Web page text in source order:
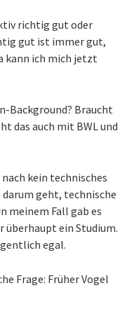
richtig gut oder
gut ist immer gut,
kann ich mich jetzt
Background? Braucht
das auch mit BWL und
kein technisches
geht, technische
meinem Fall gab es
überhaupt ein Studium.
egal.
Frage: Früher Vogel